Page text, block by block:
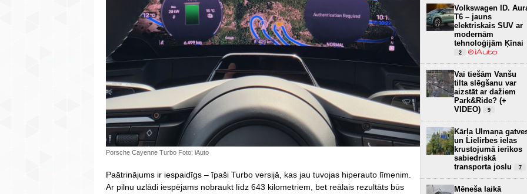
Porsche Cayenne Turbo Foto: iAuto
Paātrinājums ir iespaidīgs – īpaši Turbo versijā, kas jau tuvojas hiperauto līmenim.
Ar pilnu uzlādi iespējams nobraukt līdz 643 kilometriem, bet reālais rezultāts būs
Volkswagen ID.
T6 – jauns
elektriskais SUV ar
modernām
tehnoloģijām Ķīnai
2
Vai tiešām Vanšu
tilta slēgšanu var
aizstāt ar dažiem
Park&Ride? (+
VIDEO)
9
Kārļa Ulmaņa
un Lielirbes ielas
krustojumā ierīkos
sabiedriskā
transporta joslu
7
Mēneša laikā